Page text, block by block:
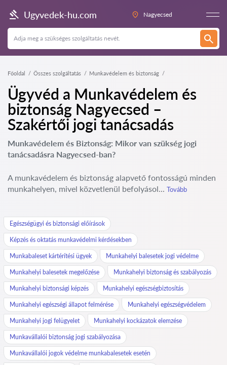
Ugyvedek-hu.com Nagyecsed
Főoldal Összes szolgáltatás Munkavédelem és biztonság
Ügyvéd a Munkavédelem és
biztonság Nagyecsed –
Szakértői jogi tanácsadás
Munkavédelem és Biztonság: Mikor van szükség jogi
tanácsadásra Nagyecsed-ban?
A munkavédelem és biztonság alapvető fontosságú minden
munkahelyen, mivel közvetlenül befolyásol... Tovább
Egészségügyi és biztonsági előírások
Képzés és oktatás munkavédelmi kérdésekben
Munkabaleset kártérítési ügyek Munkahelyi balesetek jogi védelme
Munkahelyi balesetek megelőzése Munkahelyi biztonság és szabályozás
Munkahelyi biztonsági képzés Munkahelyi egészségbiztosítás
Munkahelyi egészségi állapot felmérése Munkahelyi egészségvédelem
Munkahelyi jogi felügyelet Munkahelyi kockázatok elemzése
Munkavállalói biztonság jogi szabályozása
Munkavállalói jogok védelme munkabalesetek esetén